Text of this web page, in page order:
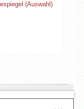
(Auswahl)